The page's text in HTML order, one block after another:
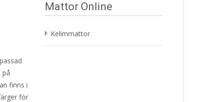
på
finns i
för
Mattor Online
Kelimmattor